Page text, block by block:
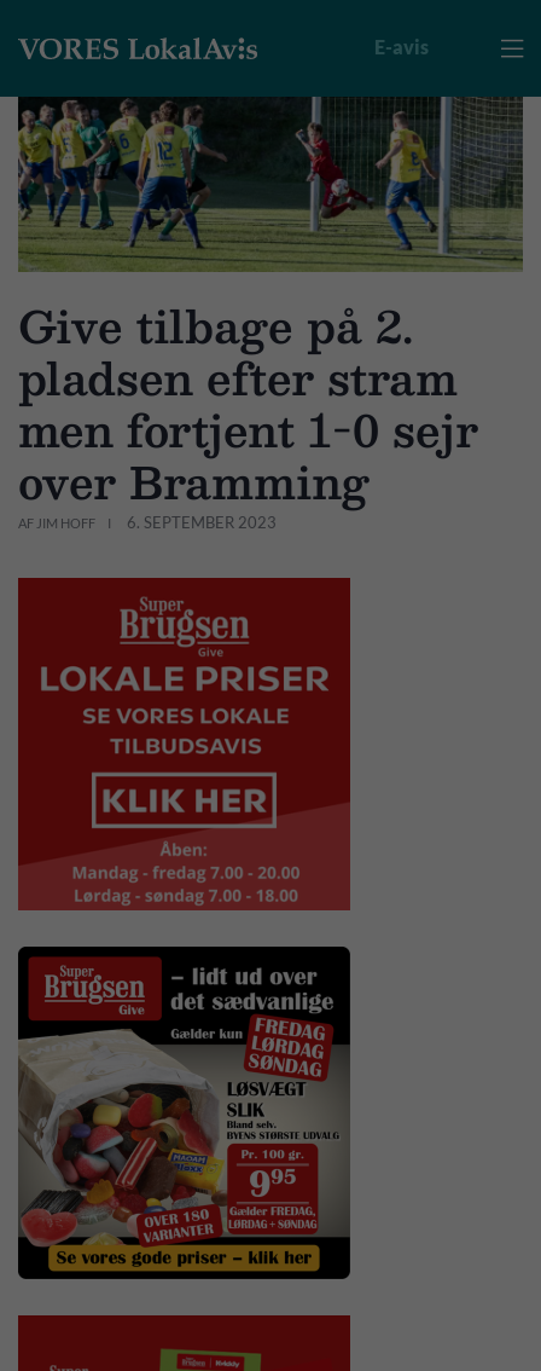

E-avis
Give tilbage på 2.
pladsen efter stram
men fortjent 1-0 sejr
over Bramming
AF JIM HOFF 6. SEPTEMBER 2023